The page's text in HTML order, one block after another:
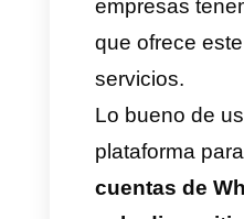
tenemos
API que
a las
empresas
mucho